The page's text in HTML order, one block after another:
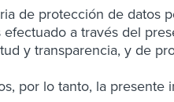
de protección de datos
a través del
y transparencia, y de
por lo tanto, la presente